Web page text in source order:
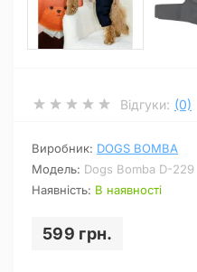
Відгуки: (0)
Виробник: DOGS BOMBA
Модель: Dogs Bomba D-229
Наявність: В наявності
599 грн.